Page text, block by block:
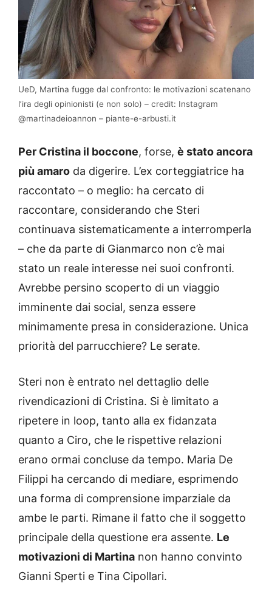
UeD, Martina fugge dal confronto: le motivazioni scatenano
l’ira degli opinionisti (e non solo) – credit: Instagram
@martinadeioannon – piante-e-arbusti.it
Per Cristina il boccone, forse, è stato ancora
più amaro da digerire. L’ex corteggiatrice ha
raccontato – o meglio: ha cercato di
raccontare, considerando che Steri
continuava sistematicamente a interromperla
– che da parte di Gianmarco non c’è mai
stato un reale interesse nei suoi confronti.
Avrebbe persino scoperto di un viaggio
imminente dai social, senza essere
minimamente presa in considerazione. Unica
priorità del parrucchiere? Le serate.
Steri non è entrato nel dettaglio delle
rivendicazioni di Cristina. Si è limitato a
ripetere in loop, tanto alla ex fidanzata
quanto a Ciro, che le rispettive relazioni
erano ormai concluse da tempo. Maria De
Filippi ha cercando di mediare, esprimendo
una forma di comprensione imparziale da
ambe le parti. Rimane il fatto che il soggetto
principale della questione era assente. Le
motivazioni di Martina non hanno convinto
Gianni Sperti e Tina Cipollari.